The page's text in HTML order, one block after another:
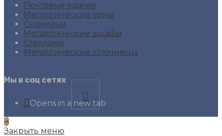
Почтовые ящики
Металлические урны
Скамейки
Металлические шкафы
Стеллажи
Металлические ключницы
Мы в соц сетях
Opens in a new tab
Закрыть меню